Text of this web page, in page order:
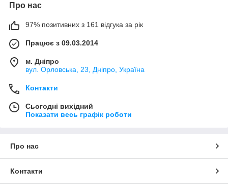
Про нас
97% позитивних з 161 відгука за рік
Працює з 09.03.2014
м. Дніпро
вул. Орловська, 23, Дніпро, Україна
Контакти
Сьогодні вихідний
Показати весь графік роботи
Про нас
Контакти